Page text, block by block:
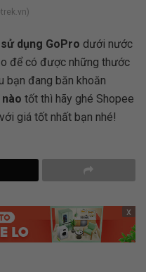
dụng GoPro dưới nước
để có được những thước
bạn đang băn khoăn
tốt thì hãy ghé Shopee
giá tốt nhất bạn nhé!
x